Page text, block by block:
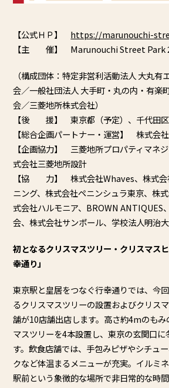
【公式ＨＰ】 https://marunouchi-
【主 催】 Marunouchi Street Park
（構成団体：特定非営利活動法人 大丸有
会／一般社団法人 大手町・丸の内・有楽
会／三菱地所株式会社）
【後 援】 東京都（予定）、千代田区
【総合企画パートナー・運営】 株式会
【企画協力】 三菱地所プロパティマネ
式会社三菱地所設計
【協 力】 株式会社Whaves、株式会
ニング、株式会社ペニンシュラ東京、株
式会社ハルモニア、BROWN ANTIQUES
会、株式会社サンポール、 学校法人明治
初となるクリスマスツリー・クリスマス
幸通り」
東京駅と皇居をつなぐ行幸通りでは、今
るクリスマスツリーの設置およびクリスマ
舗が10店舗出店します。 高さ約4mのもみ
マスツリーを4本設置し、東京の玄関口に
す。飲食店舗では、 手包みピザやシチュ
クなど体温まるメニューが充実。 イルミ
駅前という象徴的な場所で非日常的な時